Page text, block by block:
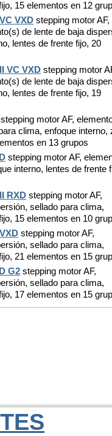
15 elementos en 12
VXD stepping motor AF,
de lente de baja
lentes de frente fijo, 20
VC VXD stepping motor
de lente de baja
lentes de frente fijo, 19
stepping motor AF,
clima, enfoque interno,
en 13 grupos
stepping motor AF,
interno, lentes de frente
RXD stepping motor AF,
sellado para clima,
15 elementos en 10
stepping motor AF,
sellado para clima,
21 elementos en 15
G2 stepping motor AF,
sellado para clima,
17 elementos en 15